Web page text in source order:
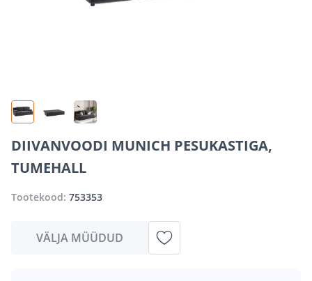
DIIVANVOODI MUNICH PESUKASTIGA,
TUMEHALL
Tootekood: 753353
VÄLJA MÜÜDUD